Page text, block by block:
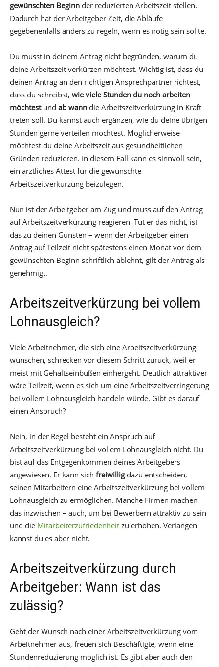
gewünschten Beginn der reduzierten Arbeitszeit stellen.
Dadurch hat der Arbeitgeber Zeit, die Abläufe
gegebenenfalls anders zu regeln, wenn es nötig sein sollte.
Du musst in deinem Antrag nicht begründen, warum du
deine Arbeitszeit verkürzen möchtest. Wichtig ist, dass du
deinen Antrag an den richtigen Ansprechpartner richtest,
dass du schreibst, wie viele Stunden du noch arbeiten
möchtestund ab wann die Arbeitszeitverkürzung in Kraft
treten soll. Du kannst auch ergänzen, wie du deine übrigen
Stunden gerne verteilen möchtest. Möglicherweise
möchtest du deine Arbeitszeit aus gesundheitlichen
Gründen reduzieren. In diesem Fall kann es sinnvoll sein,
ein ärztliches Attest für die gewünschte
Arbeitszeitverkürzung beizulegen.
Nun ist der Arbeitgeber am Zug und muss auf den Antrag
auf Arbeitszeitverkürzung reagieren. Tut er das nicht, ist
das zu deinen Gunsten – wenn der Arbeitgeber einen
Antrag auf Teilzeit nicht spätestens einen Monat vor dem
gewünschten Beginn schriftlich ablehnt, gilt der Antrag als
genehmigt.
Arbeitszeitverkürzung bei vollem
Lohnausgleich?
Viele Arbeitnehmer, die sich eine Arbeitszeitverkürzung
wünschen, schrecken vor diesem Schritt zurück, weil er
meist mit Gehaltseinbußen einhergeht. Deutlich attraktiver
wäre Teilzeit, wenn es sich um eine Arbeitszeitverringerung
bei vollem Lohnausgleich handeln würde. Gibt es darauf
einen Anspruch?
Nein, in der Regel besteht ein Anspruch auf
Arbeitszeitverkürzung bei vollem Lohnausgleich nicht. Du
bist auf das Entgegenkommen deines Arbeitgebers
angewiesen. Er kann sich freiwilligdazu entscheiden,
seinen Mitarbeitern eine Arbeitszeitverkürzung bei vollem
Lohnausgleich zu ermöglichen. Manche Firmen machen
das inzwischen – auch, um bei Bewerbern attraktiv zu sein
und die Mitarbeiterzufriedenheit zu erhöhen. Verlangen
kannst du es aber nicht.
Arbeitszeitverkürzung durch
Arbeitgeber: Wann ist das
zulässig?
Geht der Wunsch nach einer Arbeitszeitverkürzung vom
Arbeitnehmer aus, freuen sich Beschäftigte, wenn eine
Stundenreduzierung möglich ist. Es gibt aber auch den